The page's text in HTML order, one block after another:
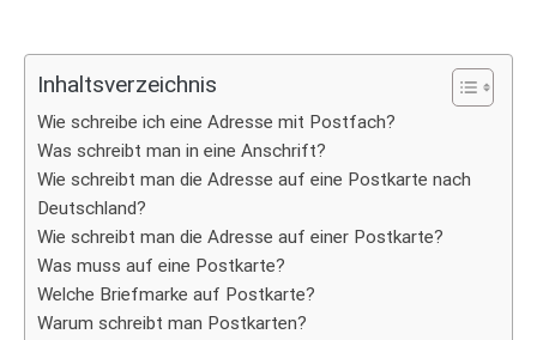
Inhaltsverzeichnis
Wie schreibe ich eine Adresse mit Postfach?
Was schreibt man in eine Anschrift?
Wie schreibt man die Adresse auf eine Postkarte nach
Deutschland?
Wie schreibt man die Adresse auf einer Postkarte?
Was muss auf eine Postkarte?
Welche Briefmarke auf Postkarte?
Warum schreibt man Postkarten?